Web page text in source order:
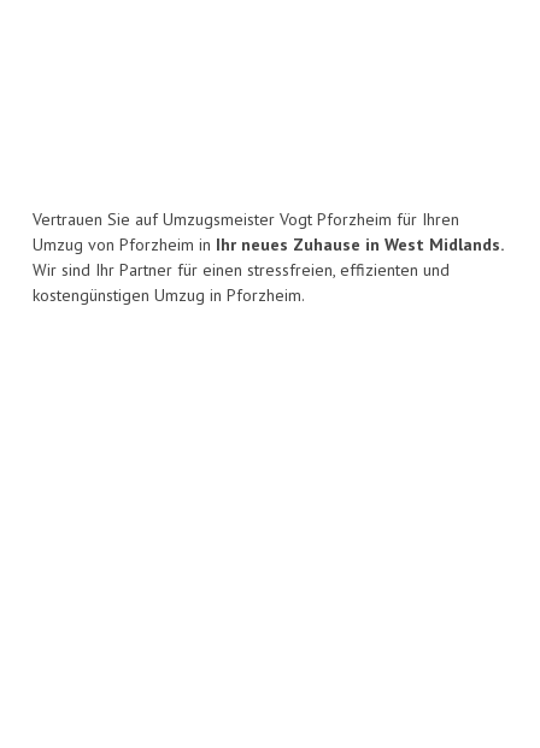
Vertrauen Sie auf Umzugsmeister Vogt Pforzheim für Ihren
Umzug von Pforzheim in Ihr neues Zuhause in West Midlands.
Wir sind Ihr Partner für einen stressfreien, effizienten und
kostengünstigen Umzug in Pforzheim.